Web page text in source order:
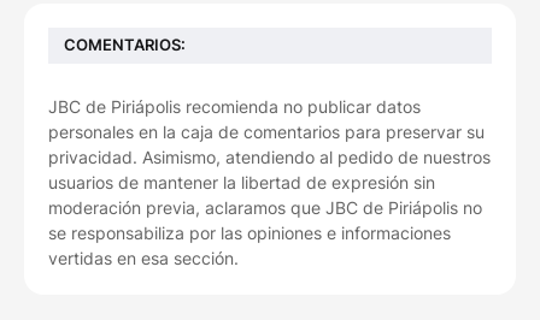
COMENTARIOS:
JBC de Piriápolis recomienda no publicar datos
personales en la caja de comentarios para preservar su
privacidad. Asimismo, atendiendo al pedido de nuestros
usuarios de mantener la libertad de expresión sin
moderación previa, aclaramos que JBC de Piriápolis no
se responsabiliza por las opiniones e informaciones
vertidas en esa sección.